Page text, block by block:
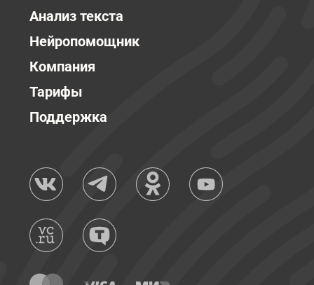
Анализ текста
Нейропомощник
Компания
Тарифы
Поддержка